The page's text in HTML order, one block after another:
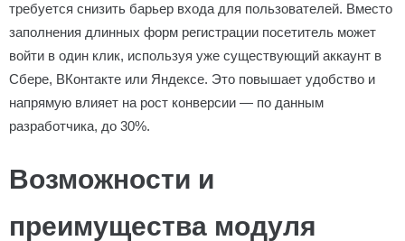
требуется снизить барьер входа для пользователей. Вместо
заполнения длинных форм регистрации посетитель может
войти в один клик, используя уже существующий аккаунт в
Сбере, ВКонтакте или Яндексе. Это повышает удобство и
напрямую влияет на рост конверсии — по данным
разработчика, до 30%.
Возможности и
преимущества модуля